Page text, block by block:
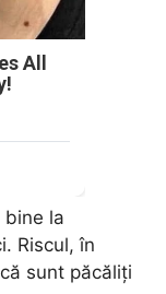
All
bine la
Riscul, în
sunt păcăliți